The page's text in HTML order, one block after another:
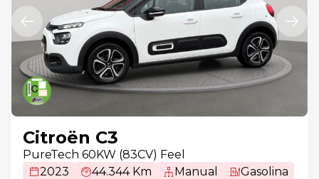
Citroën C3
PureTech 60KW (83CV) Feel
2023
44.344 Km Manual
Gasolina